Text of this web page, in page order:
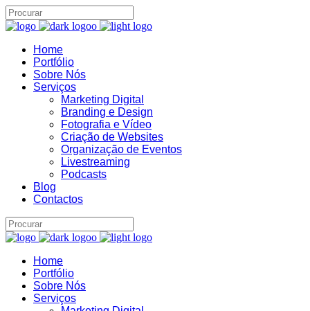
Home
Portfólio
Sobre Nós
Serviços
Marketing Digital
Branding e Design
Fotografia e Vídeo
Criação de Websites
Organização de Eventos
Livestreaming
Podcasts
Blog
Contactos
Home
Portfólio
Sobre Nós
Serviços
B22
Assistente IA · Brand22
Online